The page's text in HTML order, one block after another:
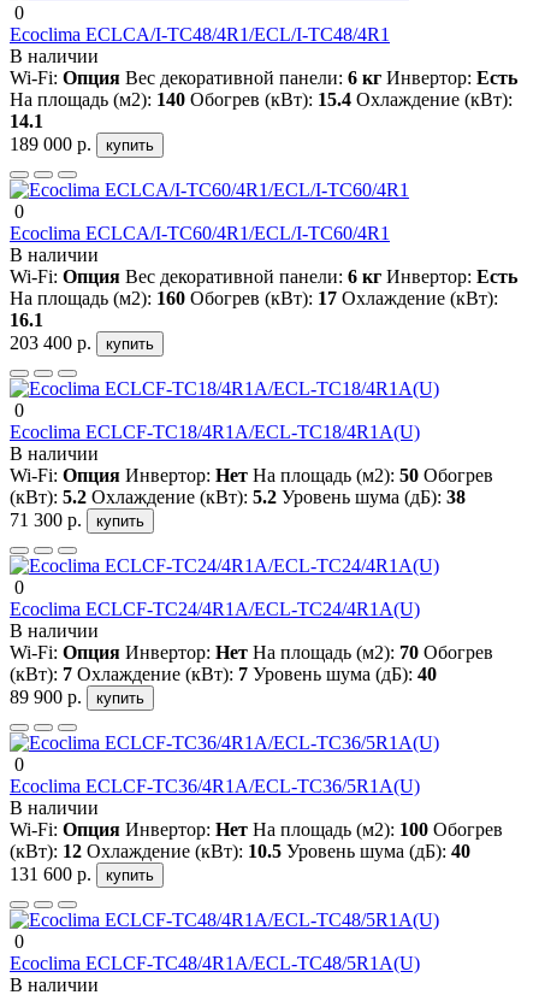
0
Ecoclima ECLCA/I-TC48/4R1/ECL/I-TC48/4R1
В наличии
Wi-Fi: Опция Вес декоративной панели: 6 кг Инвертор: Есть
На площадь (м2): 140 Обогрев (кВт): 15.4 Охлаждение (кВт):
14.1
189 000 р.
купить
0
Ecoclima ECLCA/I-TC60/4R1/ECL/I-TC60/4R1
В наличии
Wi-Fi: Опция Вес декоративной панели: 6 кг Инвертор: Есть
На площадь (м2): 160 Обогрев (кВт): 17 Охлаждение (кВт):
16.1
203 400 р.
купить
0
Ecoclima ECLCF-TC18/4R1A/ECL-TC18/4R1A(U)
В наличии
Wi-Fi: Опция Инвертор: Нет На площадь (м2): 50 Обогрев
(кВт): 5.2 Охлаждение (кВт): 5.2 Уровень шума (дБ): 38
71 300 р.
купить
0
Ecoclima ECLCF-TC24/4R1A/ECL-TC24/4R1A(U)
В наличии
Wi-Fi: Опция Инвертор: Нет На площадь (м2): 70 Обогрев
(кВт): 7 Охлаждение (кВт): 7 Уровень шума (дБ): 40
89 900 р.
купить
0
Ecoclima ECLCF-TC36/4R1A/ECL-TC36/5R1A(U)
В наличии
Wi-Fi: Опция Инвертор: Нет На площадь (м2): 100 Обогрев
(кВт): 12 Охлаждение (кВт): 10.5 Уровень шума (дБ): 40
131 600 р.
купить
0
Ecoclima ECLCF-TC48/4R1A/ECL-TC48/5R1A(U)
В наличии